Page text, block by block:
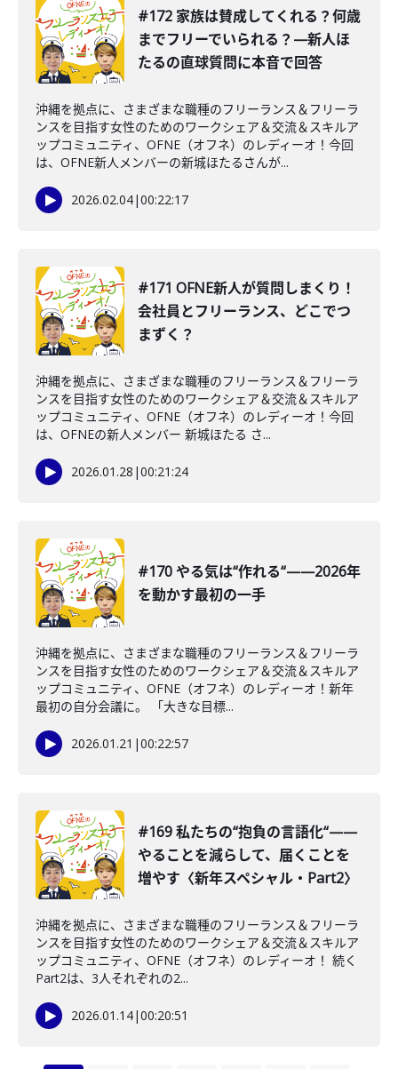
#172 家族は賛成してくれる？何歳
までフリーでいられる？—新人ほ
たるの直球質問に本音で回答
沖縄を拠点に、さまざまな職種のフリーランス＆フリーラ
ンスを目指す女性のためのワークシェア＆交流＆スキルア
ップコミュニティ、OFNE（オフネ）のレディーオ！今回
は、OFNE新人メンバーの新城ほたるさんが...
2026.02.04|00:22:17
#171 OFNE新人が質問しまくり！
会社員とフリーランス、どこでつ
まずく？
沖縄を拠点に、さまざまな職種のフリーランス＆フリーラ
ンスを目指す女性のためのワークシェア＆交流＆スキルア
ップコミュニティ、OFNE（オフネ）のレディーオ！今回
は、OFNEの新人メンバー 新城ほたる さ...
2026.01.28 |00:21:24
#170 やる気は“作れる“——2026年
を動かす最初の一手
沖縄を拠点に、さまざまな職種のフリーランス＆フリーラ
ンスを目指す女性のためのワークシェア＆交流＆スキルア
ップコミュニティ、OFNE（オフネ）のレディーオ！新年
最初の自分会議に。 「大きな目標...
2026.01.21 |00:22:57
#169 私たちの“抱負の言語化“——
やることを減らして、届くことを
増やす〈新年スペシャル・Part2〉
沖縄を拠点に、さまざまな職種のフリーランス＆フリーラ
ンスを目指す女性のためのワークシェア＆交流＆スキルア
ップコミュニティ、OFNE（オフネ）のレディーオ！ 続く
Part2は、3人それぞれの2...
2026.01.14|00:20:51